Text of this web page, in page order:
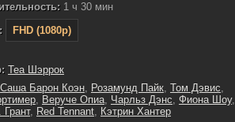
1 ч 30 мин
FHD (1080p)
Теа Шэррок
Саша Барон Коэн, Розамунд Пайк, Том Дэвис,
, Веруче Опиа, Чарльз Дэнс, Фиона Шоу,
, Red Tennant, Кэтрин Хантер